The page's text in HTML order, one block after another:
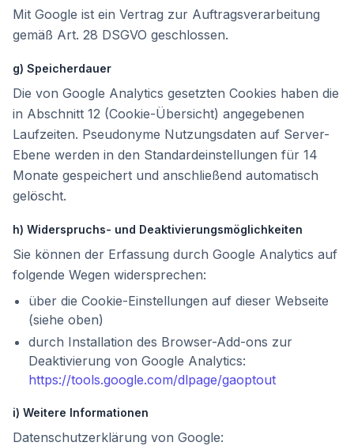
Mit Google ist ein Vertrag zur Auftragsverarbeitung
gemäß Art. 28 DSGVO geschlossen.
g) Speicherdauer
Die von Google Analytics gesetzten Cookies haben die
in Abschnitt 12 (Cookie-Übersicht) angegebenen
Laufzeiten. Pseudonyme Nutzungsdaten auf Server-
Ebene werden in den Standardeinstellungen für 14
Monate gespeichert und anschließend automatisch
gelöscht.
h) Widerspruchs- und Deaktivierungsmöglichkeiten
Sie können der Erfassung durch Google Analytics auf
folgende Wegen widersprechen:
über die Cookie-Einstellungen auf dieser Webseite
(siehe oben)
durch Installation des Browser-Add-ons zur
Deaktivierung von Google Analytics:
https://tools.google.com/dlpage/gaoptout
i) Weitere Informationen
Datenschutzerklärung von Google: